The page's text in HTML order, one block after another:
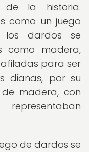
la historia.
como un juego
los dardos se
como madera,
para ser
dianas, por su
madera, con
de dardos se